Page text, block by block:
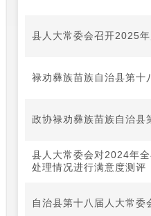
县人大常委会召开2025
禄劝彝族苗族自治县第十
政协禄劝彝族苗族自治县
县人大常委会对2024年
处理情况进行满意度测评
自治县第十八届人大常委